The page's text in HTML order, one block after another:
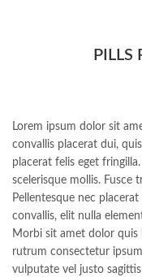
PILLS
Lorem ipsum dolor sit
convallis placerat dui,
placerat felis eget
scelerisque mollis. Fusce
Pellentesque nec
convallis, elit nulla
Morbi sit amet dolor quis
rutrum consectetur
vulputate vel justo